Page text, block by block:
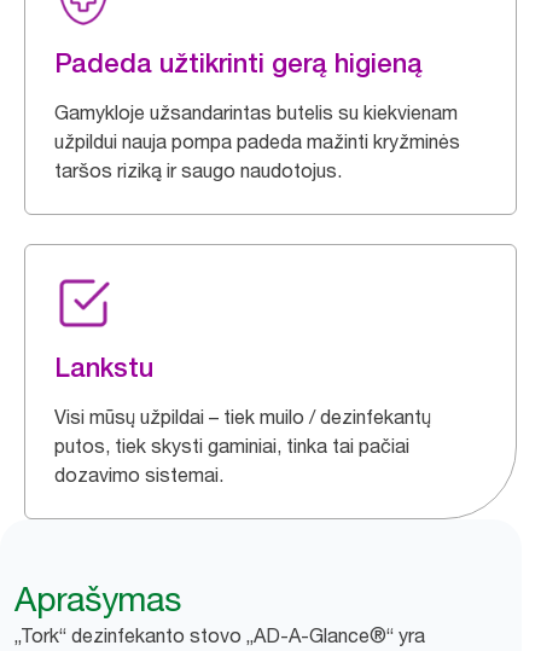
Padeda užtikrinti gerą higieną
Gamykloje užsandarintas butelis su kiekvienam
užpildui nauja pompa padeda mažinti kryžminės
taršos riziką ir saugo naudotojus.
Lankstu
Visi mūsų užpildai – tiek muilo / dezinfekantų
putos, tiek skysti gaminiai, tinka tai pačiai
dozavimo sistemai.
Aprašymas
„Tork“ dezinfekanto stovo „AD-A-Glance®“ yra